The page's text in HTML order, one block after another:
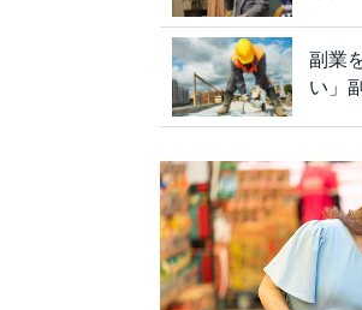
副業
い」